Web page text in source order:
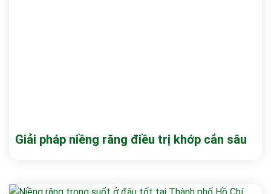
Giải pháp niềng răng điều trị khớp cắn sâu